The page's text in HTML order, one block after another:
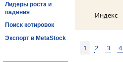
Лидеры роста и
падения
Поиск котировок
Экспорт в MetaStock
Индекс
1 2 3 4